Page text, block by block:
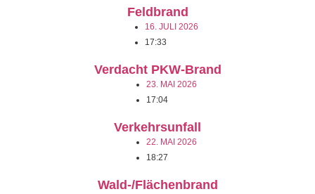
Feldbrand
16. JULI 2026
17:33
Verdacht PKW-Brand
23. MAI 2026
17:04
Verkehrsunfall
22. MAI 2026
18:27
Wald-/Flächenbrand